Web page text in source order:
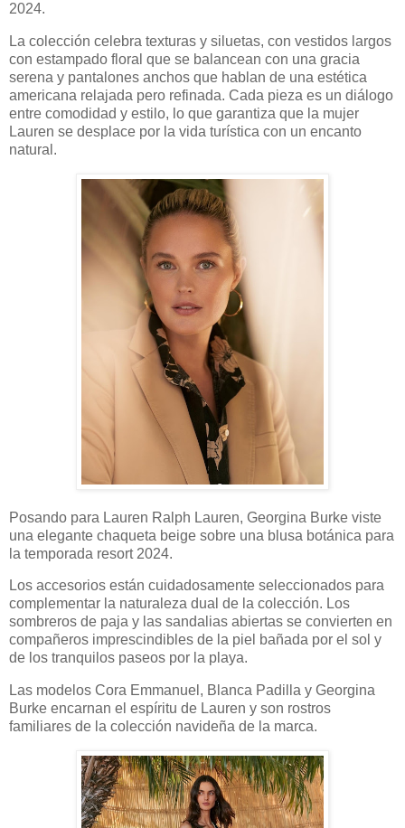
2024.
La colección celebra texturas y siluetas, con vestidos largos
con estampado floral que se balancean con una gracia
serena y pantalones anchos que hablan de una estética
americana relajada pero refinada. Cada pieza es un diálogo
entre comodidad y estilo, lo que garantiza que la mujer
Lauren se desplace por la vida turística con un encanto
natural.
Posando para Lauren Ralph Lauren, Georgina Burke viste
una elegante chaqueta beige sobre una blusa botánica para
la temporada resort 2024.
Los accesorios están cuidadosamente seleccionados para
complementar la naturaleza dual de la colección. Los
sombreros de paja y las sandalias abiertas se convierten en
compañeros imprescindibles de la piel bañada por el sol y
de los tranquilos paseos por la playa.
Las modelos Cora Emmanuel, Blanca Padilla y Georgina
Burke encarnan el espíritu de Lauren y son rostros
familiares de la colección navideña de la marca.